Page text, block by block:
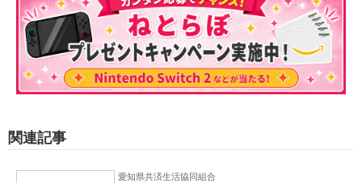
関連記事
愛知県共済生活協同組合